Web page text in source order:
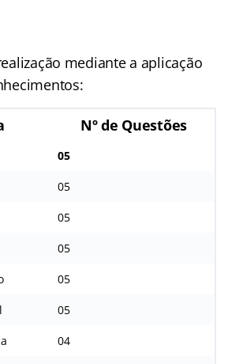
mediante a aplicação
Nº de Questões
05
05
05
05
05
05
04